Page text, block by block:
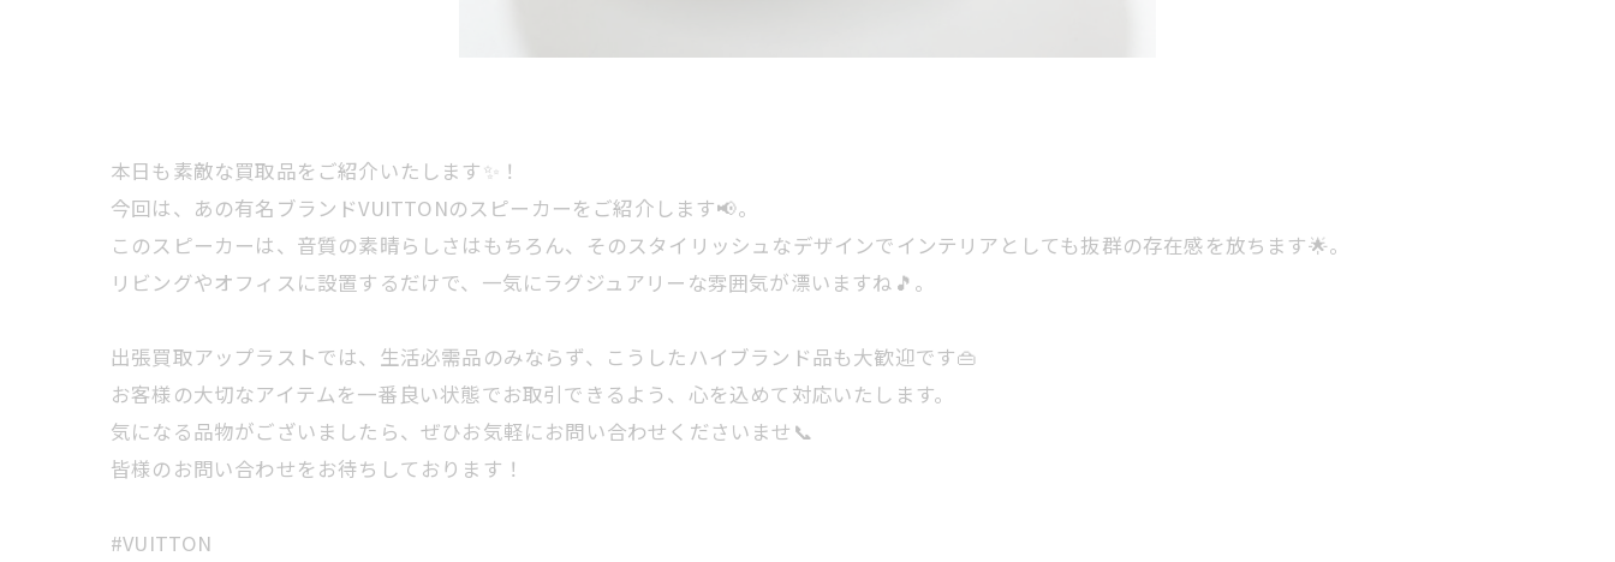
本日も素敵な買取品をご紹介いたします✨！
今回は、あの有名ブランドVUITTONのスピーカーをご紹介します📢。
このスピーカーは、音質の素晴らしさはもちろん、そのスタイリッシュなデザインでインテリアとしても抜群の存在感を放ちます🌟。
リビングやオフィスに設置するだけで、一気にラグジュアリーな雰囲気が漂いますね🎵。
出張買取アップラストでは、生活必需品のみならず、こうしたハイブランド品も大歓迎です👜
お客様の大切なアイテムを一番良い状態でお取引できるよう、心を込めて対応いたします。
気になる品物がございましたら、ぜひお気軽にお問い合わせくださいませ📞
皆様のお問い合わせをお待ちしております！
#VUITTON